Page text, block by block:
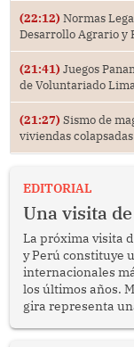
(22:12) Normas
Desarrollo Agrario y
(21:41) Juegos
de Voluntariado
(21:27) Sismo de
viviendas
EDITORIAL
Una visita
La próxima visita
y Perú constituye
internacionales
los últimos años.
gira representa